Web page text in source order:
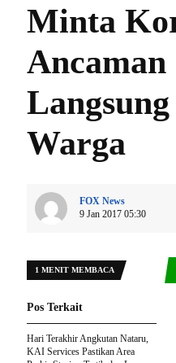
Minta
Warga
FOX News
9 Jan 2017 05:30
1 MENIT MEMBACA
Pos Terkait
Hari Terakhir Angkutan Nataru,
KAI Services Pastikan Area